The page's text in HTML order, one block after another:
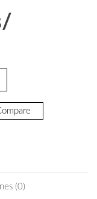
(0)